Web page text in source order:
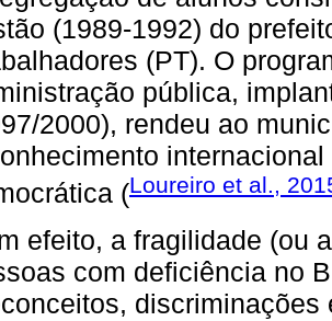
(1989-1992) do
(PT). O
pública,
2000), rendeu ao
(Loureiro et al.,
efeito, a fragilidade (ou
com deficiência no